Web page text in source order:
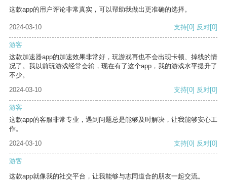
这款app的用户评论非常真实，可以帮助我做出更准确的选择。
2024-03-10 支持[0] 反对[0]
游客
这款加速器app的加速效果非常好，玩游戏再也不会出现卡顿、掉线的情
况了。我以前玩游戏经常会输，现在有了这个app，我的游戏水平提升了
不少。
2024-03-10
支持[0] 反对[0]
游客
这款app的客服非常专业，遇到问题总是能够及时解决，让我能够安心工
作。
2024-03-10
支持[0] 反对[0]
游客
这款app就像我的社交平台，让我能够与志同道合的朋友一起交流。